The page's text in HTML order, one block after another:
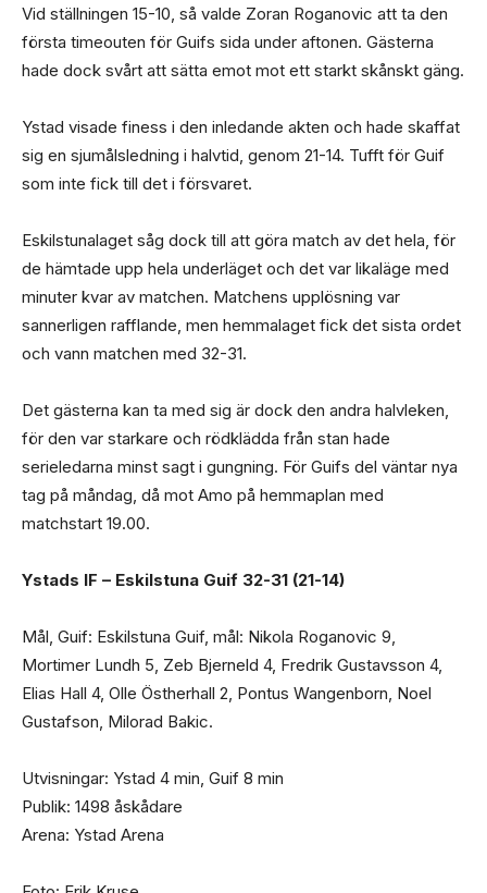
Vid ställningen 15-10, så valde Zoran Roganovic att ta den
första timeouten för Guifs sida under aftonen. Gästerna
hade dock svårt att sätta emot mot ett starkt skånskt gäng.
Ystad visade finess i den inledande akten och hade skaffat
sig en sjumålsledning i halvtid, genom 21-14. Tufft för Guif
som inte fick till det i försvaret.
Eskilstunalaget såg dock till att göra match av det hela, för
de hämtade upp hela underläget och det var likaläge med
minuter kvar av matchen. Matchens upplösning var
sannerligen rafflande, men hemmalaget fick det sista ordet
och vann matchen med 32-31.
Det gästerna kan ta med sig är dock den andra halvleken,
för den var starkare och rödklädda från stan hade
serieledarna minst sagt i gungning. För Guifs del väntar nya
tag på måndag, då mot Amo på hemmaplan med
matchstart 19.00.
Ystads IF – Eskilstuna Guif 32-31 (21-14)
Mål, Guif: Eskilstuna Guif, mål: Nikola Roganovic 9,
Mortimer Lundh 5, Zeb Bjerneld 4, Fredrik Gustavsson 4,
Elias Hall 4, Olle Östherhall 2, Pontus Wangenborn, Noel
Gustafson, Milorad Bakic.
Utvisningar: Ystad 4 min, Guif 8 min
Publik: 1498 åskådare
Arena: Ystad Arena